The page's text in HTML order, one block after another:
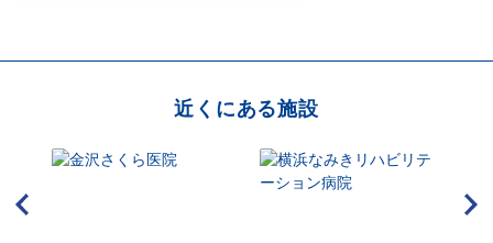
近くにある施設